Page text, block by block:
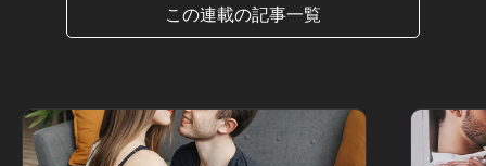
この連載の記事一覧